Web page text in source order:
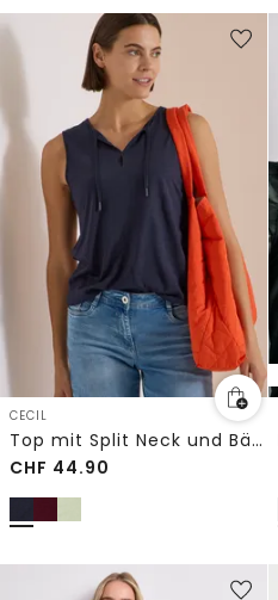
CECIL
Top mit Split Neck und Bändern
CHF 44.90